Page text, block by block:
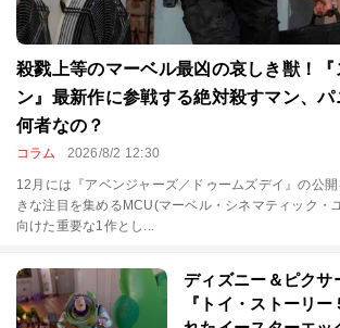
殺戮上等のマーベル最凶の哀しき獣！『
ン』最新作に参戦する絶対殺すマン、
何者なの？
コラム 2026/8/2 12:30
12月には『アベンジャーズ／ドゥームズデイ』の公
きな注目を集めるMCU(マーベル・シネマティック・
向けた重要な1作とし...
ディズニー＆ピクサ
『トイ・ストーリ